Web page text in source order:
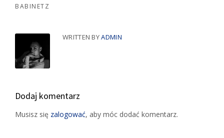
BABINETZ
WRITTEN BYADMIN
Dodaj komentarz
Musisz się zalogować, aby móc dodać komentarz.